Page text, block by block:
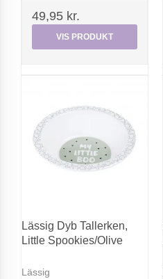
49,95 kr.
VIS PRODUKT
Lässig Dyb Tallerken,
Little Spookies/Olive
Lässig